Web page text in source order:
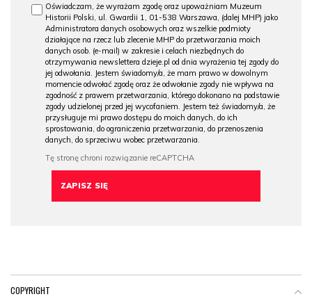
Oświadczam, że wyrażam zgodę oraz upoważniam Muzeum
Historii Polski, ul. Gwardii 1, 01-538 Warszawa, (dalej MHP) jako
Administratora danych osobowych oraz wszelkie podmioty
działające na rzecz lub zlecenie MHP do przetwarzania moich
danych osob. (e-mail) w zakresie i celach niezbędnych do
otrzymywania newslettera dzieje.pl od dnia wyrażenia tej zgody do
jej odwołania. Jestem świadomy/a, że mam prawo w dowolnym
momencie odwołać zgodę oraz że odwołanie zgody nie wpływa na
zgodność z prawem przetwarzania, którego dokonano na podstawie
zgody udzielonej przed jej wycofaniem. Jestem też świadomy/a, że
przysługuje mi prawo dostępu do moich danych, do ich
sprostowania, do ograniczenia przetwarzania, do przenoszenia
danych, do sprzeciwu wobec przetwarzania.
COPYRIGHT